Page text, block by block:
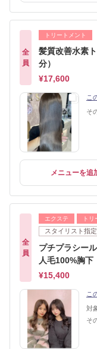
全
員
トリートメント
髪質改善水素
分）
¥17,600
こ
そ
メニューを追
全
員
エクステ トリ
スタイリスト指定
プチプラシー
人毛100%胸下
¥15,400
こ
対
そ